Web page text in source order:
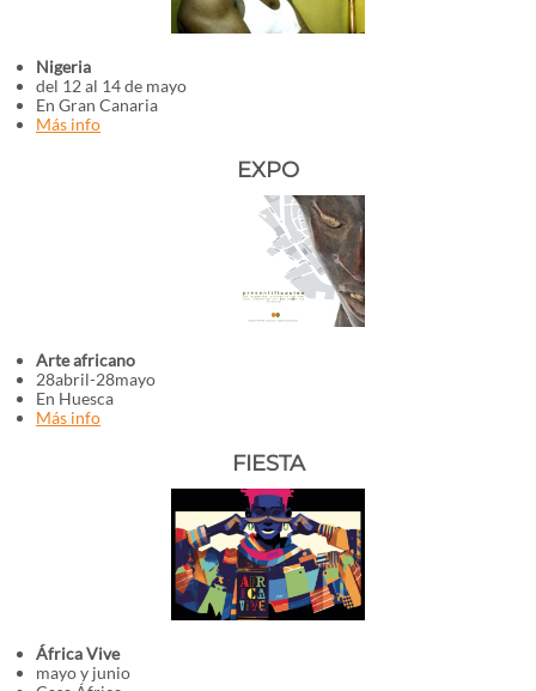
Nigeria
del 12 al 14 de mayo
En Gran Canaria
Más info
EXPO
Arte africano
28abril-28mayo
En Huesca
Más info
FIESTA
África Vive
mayo y junio